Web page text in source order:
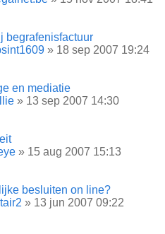
begrafenisfactuur
» 18 sep 2007 19:24
en mediatie
» 13 sep 2007 14:30
» 15 aug 2007 15:13
besluiten on line?
» 13 jun 2007 09:22